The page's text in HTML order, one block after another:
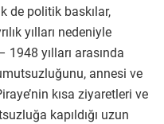
de politik baskılar,
yılları nedeniyle
1948 yılları arasında
annesi ve
kısa ziyaretleri ve
kapıldığı uzun